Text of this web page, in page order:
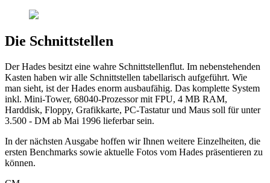
Die Schnittstellen
Der Hades besitzt eine wahre Schnittstellenflut. Im nebenstehenden
Kasten haben wir alle Schnittstellen tabellarisch aufgeführt. Wie
man sieht, ist der Hades enorm ausbaufähig. Das komplette System
inkl. Mini-Tower, 68040-Prozessor mit FPU, 4 MB RAM,
Harddisk, Floppy, Grafikkarte, PC-Tastatur und Maus soll für unter
3.500 - DM ab Mai 1996 lieferbar sein.
In der nächsten Ausgabe hoffen wir Ihnen weitere Einzelheiten, die
ersten Benchmarks sowie aktuelle Fotos vom Hades präsentieren zu
können.